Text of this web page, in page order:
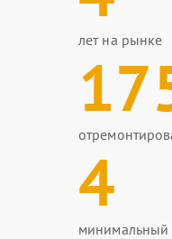
лет на рынке
4
минимальный